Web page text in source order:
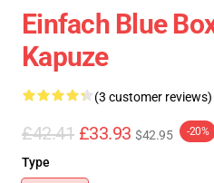
Einfach Blue
Kapuze
(3 customer reviews)
£42.41 £33.93 $42.95 -20%
Type